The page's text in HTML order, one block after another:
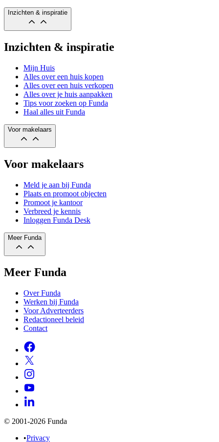
Inzichten & inspiratie
Inzichten & inspiratie
Mijn Huis
Alles over een huis kopen
Alles over een huis verkopen
Alles over je huis aanpakken
Tips voor zoeken op Funda
Haal alles uit Funda
Voor makelaars
Voor makelaars
Meld je aan bij Funda
Plaats en promoot objecten
Promoot je kantoor
Verbreed je kennis
Inloggen Funda Desk
Meer Funda
Meer Funda
Over Funda
Werken bij Funda
Voor Adverteerders
Redactioneel beleid
Contact
© 2001-2026 Funda
•Privacy